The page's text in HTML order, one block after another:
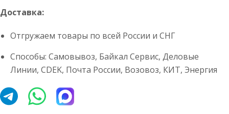
Доставка:
Отгружаем товары по всей России и СНГ
Способы: Самовывоз, Байкал Сервис, Деловые
Линии, CDEK, Почта России, Возовоз, КИТ, Энергия